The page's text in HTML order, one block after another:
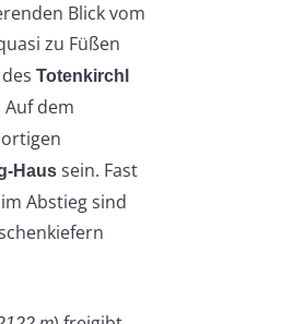
Blick vom
zu Füßen
Totenkirchl
dem
Haussein. Fast
Abstieg sind